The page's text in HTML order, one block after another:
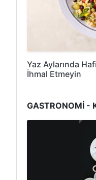
Yaz Aylarında
İhmal Etmeyin
GASTRONOMİ -